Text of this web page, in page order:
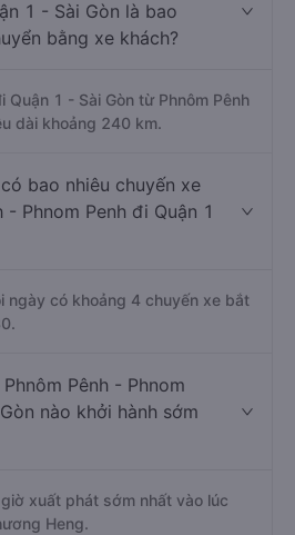
1 - Sài Gòn là bao
bằng xe khách?
1 - Sài Gòn từ Phnôm Pênh
dài khoảng 240 km.
bao nhiêu chuyến xe
- Phnom Penh đi Quận 1
ngày có khoảng 4 chuyến xe bắt
Pênh - Phnom
nào khởi hành sớm
xuất phát sớm nhất vào lúc
Heng.